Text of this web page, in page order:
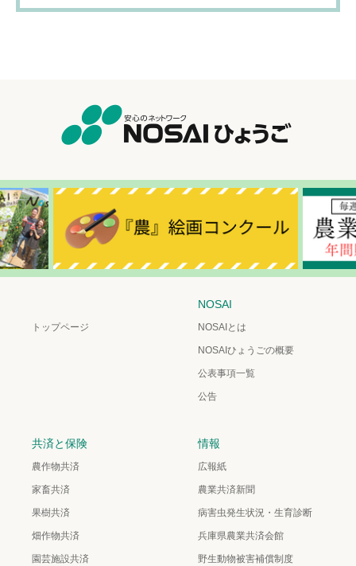
トップページ
NOSAI
NOSAIとは
NOSAIひょうごの概要
公表事項一覧
公告
共済と保険
農作物共済
家畜共済
果樹共済
畑作物共済
園芸施設共済
情報
広報紙
農業共済新聞
病害虫発生状況・生育診断
兵庫県農業共済会館
野生動物被害補償制度